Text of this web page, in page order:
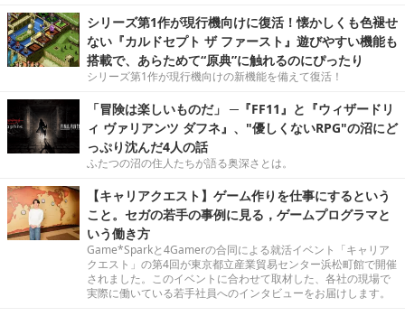
シリーズ第1作が現行機向けに復活！懐かしくも色褪せ
ない『カルドセプト ザ ファースト』遊びやすい機能も
搭載で、あらためて“原典”に触れるのにぴったり
シリーズ第1作が現行機向けの新機能を備えて復活！
「冒険は楽しいものだ」 ─『FF11』と『ウィザードリ
ィ ヴァリアンツ ダフネ』、"優しくないRPG"の沼にど
っぷり沈んだ4人の話
ふたつの沼の住人たちが語る奥深さとは。
【キャリアクエスト】ゲーム作りを仕事にするという
こと。セガの若手の事例に見る，ゲームプログラマと
いう働き方
Game*Sparkと4Gamerの合同による就活イベント「キャリア
クエスト」の第4回が東京都立産業貿易センター浜松町館で開催
されました。このイベントに合わせて取材した、各社の現場で
実際に働いている若手社員へのインタビューをお届けします。